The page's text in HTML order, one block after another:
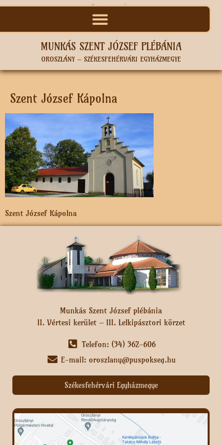
MUNKÁS SZENT JÓZSEF PLÉBÁNIA
OROSZLÁNY – SZÉKESFEHÉRVÁRI EGYHÁZMEGYE
Szent József Kápolna
Szent József Kápolna
Munkás Szent József plébánia
II. Vértesi kerület – III. Lelkipásztori körzet
Telefon: (34) 362-606
E-mail: oroszlany@puspokseg.hu
Székesfehérvári Egyházmegye